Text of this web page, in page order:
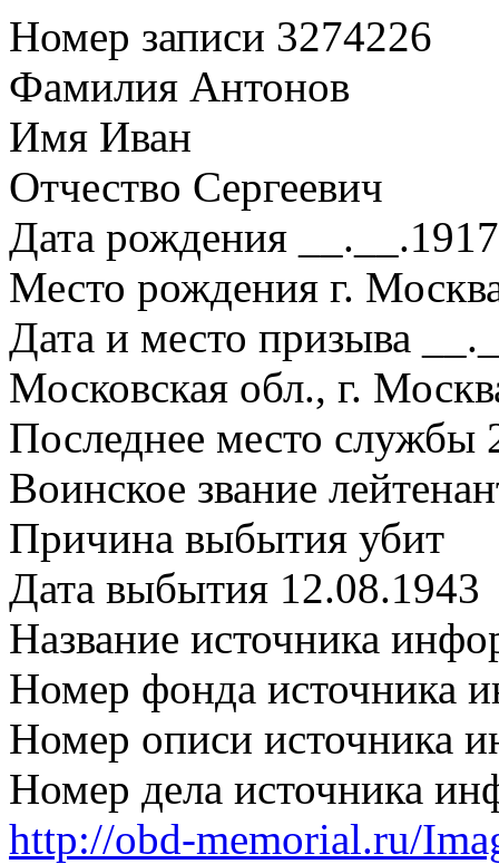
Номер записи 3274226
Фамилия Антонов
Имя Иван
Отчество Сергеевич
Дата рождения __.__.1917
Место рождения г.
Дата и место призыва
Московская обл., г.
Последнее место службы
Воинское звание
Причина выбытия убит
Дата выбытия 12.08.1943
Название источника
Номер фонда источника
Номер описи источника
Номер дела источника
http://obd-memorial.ru/